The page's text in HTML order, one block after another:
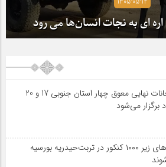
اره ای به نجات انسان‌ها می رود
امتحانات نهایی معوق چهار استان جنوبی 17 و 20
برگزار می‌شود
رتبه‌های زیر ۱۰۰۰ کنکور در تربت‌حیدریه بورسیه